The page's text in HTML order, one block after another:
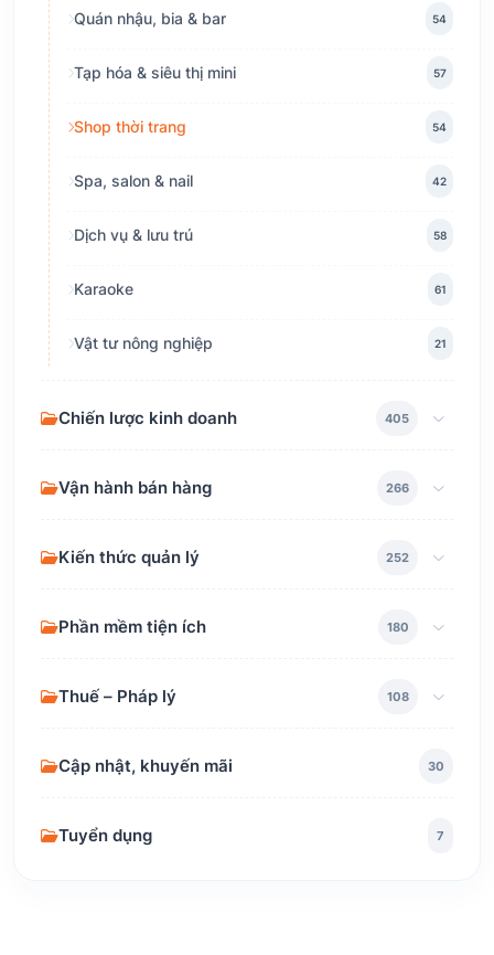
Quán nhậu, bia & bar 54
Tạp hóa & siêu thị mini 57
Shop thời trang 54
Spa, salon & nail 42
Dịch vụ & lưu trú 58
Karaoke 61
Vật tư nông nghiệp 21
Chiến lược kinh doanh 405
Vận hành bán hàng 266
Kiến thức quản lý 252
Phần mềm tiện ích 180
Thuế – Pháp lý 108
Cập nhật, khuyến mãi 30
Tuyển dụng 7